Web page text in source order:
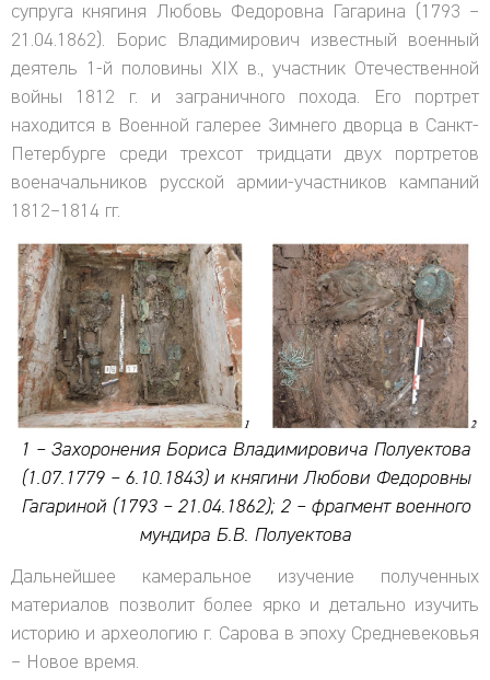
супруга княгиня Любовь Федоровна Гагарина (1793 –
21.04.1862). Борис Владимирович известный военный
деятель 1-й половины XIX в., участник Отечественной
войны 1812 г. и заграничного похода. Его портрет
находится в Военной галерее Зимнего дворца в Санкт-
Петербурге среди трехсот тридцати двух портретов
военачальников русской армии-участников кампаний
1812–1814 гг.
1 – Захоронения Бориса Владимировича Полуектова
(1.07.1779 – 6.10.1843) и княгини Любови Федоровны
Гагариной (1793 – 21.04.1862); 2 – фрагмент военного
мундира Б.В. Полуектова
Дальнейшее камеральное изучение полученных
материалов позволит более ярко и детально изучить
историю и археологию г. Сарова в эпоху Средневековья
– Новое время.